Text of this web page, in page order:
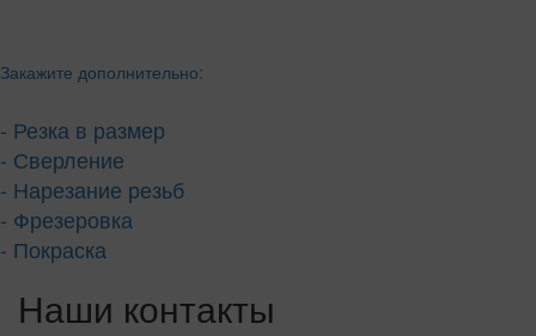
Закажите дополнительно:
- Резка в размер
- Сверление
- Нарезание резьб
- Фрезеровка
- Покраска
Наши контакты